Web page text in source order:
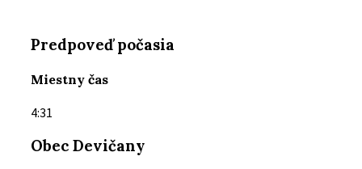
Predpoveď počasia
Miestny čas
4:31
Obec Devičany